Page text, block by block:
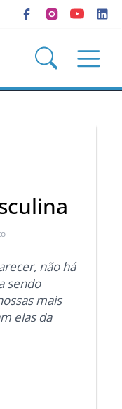
não há
sendo
mais
elas da